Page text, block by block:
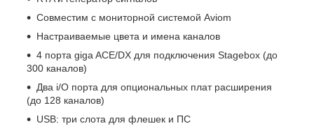
Совместим с мониторной системой Aviom
Настраиваемые цвета и имена каналов
4 порта giga ACE/DX для подключения Stagebox (до
300 каналов)
Два i/O порта для опциональных плат расширения
(до 128 каналов)
USB: три слота для флешек и ПС